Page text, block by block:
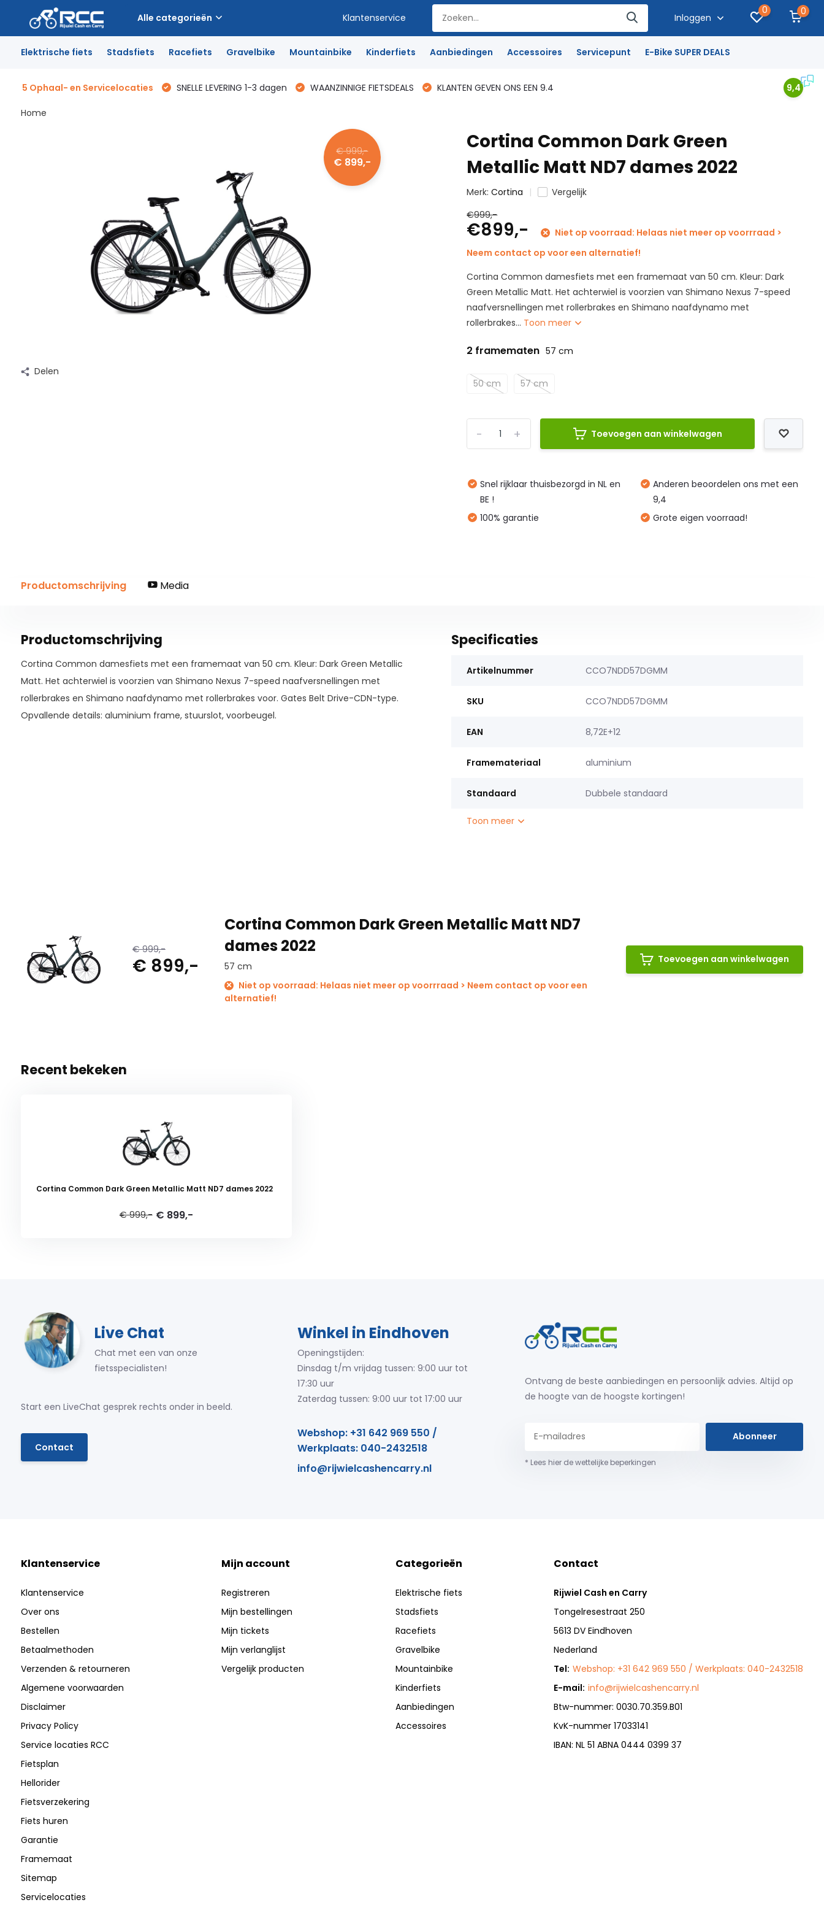
Alle categorieën Klantenservice Inloggen
0 0
Elektrische fiets Stadsfiets Racefiets Gravelbike Mountainbike Kinderfiets Aanbiedingen Accessoires Servicepunt E-Bike SUPER DEALS
5 Ophaal- en Servicelocaties SNELLE LEVERING 1-3 dagen WAANZINNIGE FIETSDEALS KLANTEN GEVEN ONS EEN 9.4 9,4
Home
€ 999,-
€ 899,-
Delen
Cortina Common Dark Green
Metallic Matt ND7 dames 2022
Merk:Cortina
Vergelijk
€999,-
€899,-
Niet op voorraad: Helaas niet meer op voorrraad >
Neem contact op voor een alternatief!
Cortina Common damesfiets met een framemaat van 50 cm. Kleur: Dark
Green Metallic Matt. Het achterwiel is voorzien van Shimano Nexus 7-speed
naafversnellingen met rollerbrakes en Shimano naafdynamo met
rollerbrakes... Toon meer
2 framematen 57 cm
50 cm 57 cm
+
- Toevoegen aan winkelwagen
Snel rijklaar thuisbezorgd in NL en
BE !
100% garantie
Anderen beoordelen ons met een
9,4
Grote eigen voorraad!
Productomschrijving Media
Productomschrijving
Cortina Common damesfiets met een framemaat van 50 cm. Kleur: Dark Green Metallic
Matt. Het achterwiel is voorzien van Shimano Nexus 7-speed naafversnellingen met
rollerbrakes en Shimano naafdynamo met rollerbrakes voor. Gates Belt Drive-CDN-type.
Opvallende details: aluminium frame, stuurslot, voorbeugel.
Specificaties
Artikelnummer CCO7NDD57DGMM
SKU CCO7NDD57DGMM
EAN 8,72E+12
Framemateriaal aluminium
Standaard Dubbele standaard
Toon meer
€ 999,-
€ 899,-
Cortina Common Dark Green Metallic Matt ND7
dames 2022
57 cm
Niet op voorraad: Helaas niet meer op voorrraad > Neem contact op voor een
alternatief!
Toevoegen aan winkelwagen
Recent bekeken
Cortina Common Dark Green Metallic Matt ND7 dames 2022
€ 999,- € 899,-
Live Chat
Chat met een van onze
fietsspecialisten!
Start een LiveChat gesprek rechts onder in beeld.
Contact
Winkel in Eindhoven
Openingstijden:
Dinsdag t/m vrijdag tussen: 9:00 uur tot
17:30 uur
Zaterdag tussen: 9:00 uur tot 17:00 uur
Webshop: +31 642 969 550 /
Werkplaats: 040-2432518
info@rijwielcashencarry.nl
Ontvang de beste aanbiedingen en persoonlijk advies. Altijd op
de hoogte van de hoogste kortingen!
Abonneer
* Lees hier de wettelijke beperkingen
Klantenservice
Klantenservice
Over ons
Bestellen
Betaalmethoden
Verzenden & retourneren
Algemene voorwaarden
Disclaimer
Privacy Policy
Service locaties RCC
Fietsplan
Hellorider
Fietsverzekering
Fiets huren
Garantie
Framemaat
Sitemap
Servicelocaties
Mijn account
Registreren
Mijn bestellingen
Mijn tickets
Mijn verlanglijst
Vergelijk producten
Categorieën
Elektrische fiets
Stadsfiets
Racefiets
Gravelbike
Mountainbike
Kinderfiets
Aanbiedingen
Accessoires
Contact
Rijwiel Cash en Carry
Tongelresestraat 250
5613 DV Eindhoven
Nederland
Tel: Webshop: +31 642 969 550 / Werkplaats: 040-2432518
E-mail: info@rijwielcashencarry.nl
Btw-nummer: 0030.70.359.B01
KvK-nummer 17033141
IBAN: NL 51 ABNA 0444 0399 37